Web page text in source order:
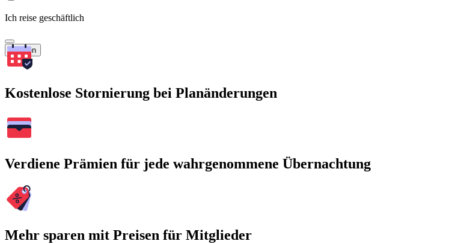
Ich reise geschäftlich
Suchen
Kostenlose Stornierung bei Planänderungen
Verdiene Prämien für jede wahrgenommene Übernachtung
Mehr sparen mit Preisen für Mitglieder